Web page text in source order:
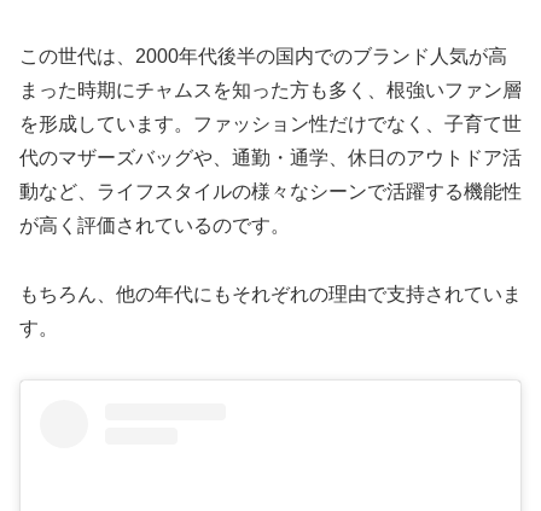
この世代は、2000年代後半の国内でのブランド人気が高
まった時期にチャムスを知った方も多く、根強いファン層
を形成しています。ファッション性だけでなく、子育て世
代のマザーズバッグや、通勤・通学、休日のアウトドア活
動など、ライフスタイルの様々なシーンで活躍する機能性
が高く評価されているのです。
もちろん、他の年代にもそれぞれの理由で支持されていま
す。